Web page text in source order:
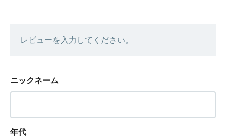
レビューを入力してください。
ニックネーム
年代